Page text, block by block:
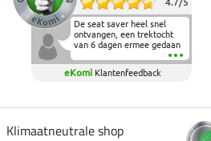
De seat saver heel snel
ontvangen, een trektocht
van 6 dagen ermee gedaan
en deze heeft de beproeving
fantastisch doorstaan.
Heerlijk zacht om op te
elkaar in het zadel.
eKomi Klantenfeedback
Klimaatneutrale shop